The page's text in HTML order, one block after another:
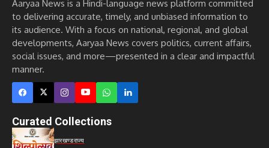
Aaryaa News is a Hindi-language news platform committed
to delivering accurate, timely, and unbiased information to
its audience. With a focus on national, regional, and global
developments, Aaryaa News covers politics, current affairs,
social issues, and more—presented in a clear and impactful
manner.
Curated Collections
झारखण्डराज्य